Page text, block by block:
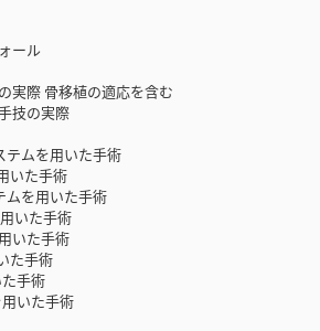
ール
実際 骨移植の適応を含む
技の実際
テムを用いた手術
いた手術
ムを用いた手術
いた手術
いた手術
た手術
手術
いた手術